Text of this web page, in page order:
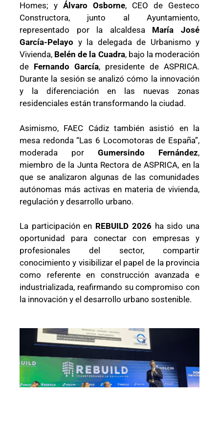
Homes; y Álvaro Osborne, CEO de Gesteco
Constructora, junto al Ayuntamiento,
representado por la alcaldesa María José
García-Pelayo y la delegada de Urbanismo y
Vivienda, Belén de la Cuadra, bajo la moderación
de Fernando García, presidente de ASPRICA.
Durante la sesión se analizó cómo la innovación
y la diferenciación en las nuevas zonas
residenciales están transformando la ciudad.
Asimismo, FAEC Cádiz también asistió en la
mesa redonda “Las 6 Locomotoras de España”,
moderada por Gumersindo Fernández,
miembro de la Junta Rectora de ASPRICA, en la
que se analizaron algunas de las comunidades
autónomas más activas en materia de vivienda,
regulación y desarrollo urbano.
La participación en REBUILD 2026ha sido una
oportunidad para conectar con empresas y
profesionales del sector, compartir
conocimiento y visibilizar el papel de la provincia
como referente en construcción avanzada e
industrializada, reafirmando su compromiso con
la innovación y el desarrollo urbano sostenible.